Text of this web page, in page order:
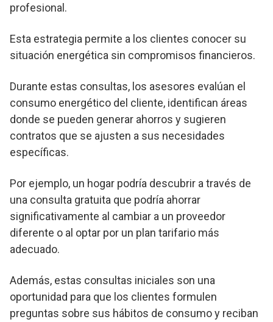
profesional.
Esta estrategia permite a los clientes conocer su
situación energética sin compromisos financieros.
Durante estas consultas, los asesores evalúan el
consumo energético del cliente, identifican áreas
donde se pueden generar ahorros y sugieren
contratos que se ajusten a sus necesidades
específicas.
Por ejemplo, un hogar podría descubrir a través de
una consulta gratuita que podría ahorrar
significativamente al cambiar a un proveedor
diferente o al optar por un plan tarifario más
adecuado.
Además, estas consultas iniciales son una
oportunidad para que los clientes formulen
preguntas sobre sus hábitos de consumo y reciban